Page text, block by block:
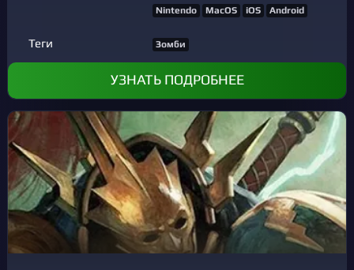
Nintendo
MacOS iOS Android
Теги Зомби
УЗНАТЬ ПОДРОБНЕЕ